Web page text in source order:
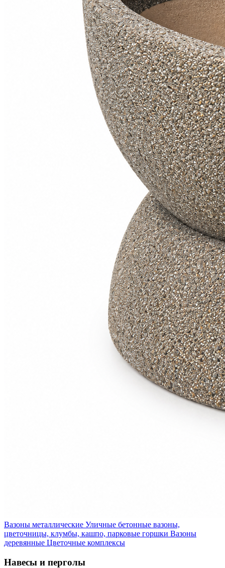
Вазоны металлические Уличные бетонные вазоны,
цветочницы, клумбы, кашпо, парковые горшки Вазоны
деревянные Цветочные комплексы
Навесы и перголы